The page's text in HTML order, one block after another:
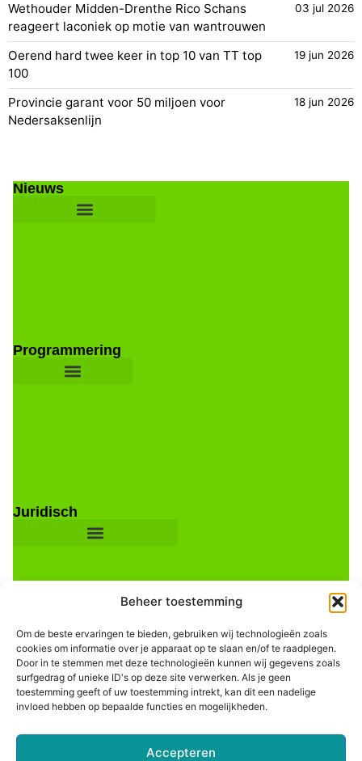
Beheer toestemming
Om de beste ervaringen te bieden, gebruiken wij technologieën zoals
cookies om informatie over je apparaat op te slaan en/of te raadplegen.
Door in te stemmen met deze technologieën kunnen wij gegevens zoals
surfgedrag of unieke ID's op deze site verwerken. Als je geen
toestemming geeft of uw toestemming intrekt, kan dit een nadelige
invloed hebben op bepaalde functies en mogelijkheden.
Accepteren
Wethouder Midden-Drenthe Rico Schans
reageert laconiek op motie van wantrouwen
03 jul 2026
Oerend hard twee keer in top 10 van TT top
100
19 jun 2026
Provincie garant voor 50 miljoen voor
Nedersaksenlijn
18 jun 2026
Nieuws
Programmering
Juridisch
Informatie